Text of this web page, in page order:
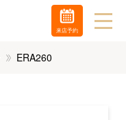
ERA260
来店予約